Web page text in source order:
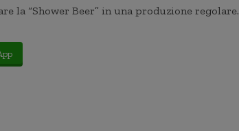
la “Shower Beer” in una produzione regolare.